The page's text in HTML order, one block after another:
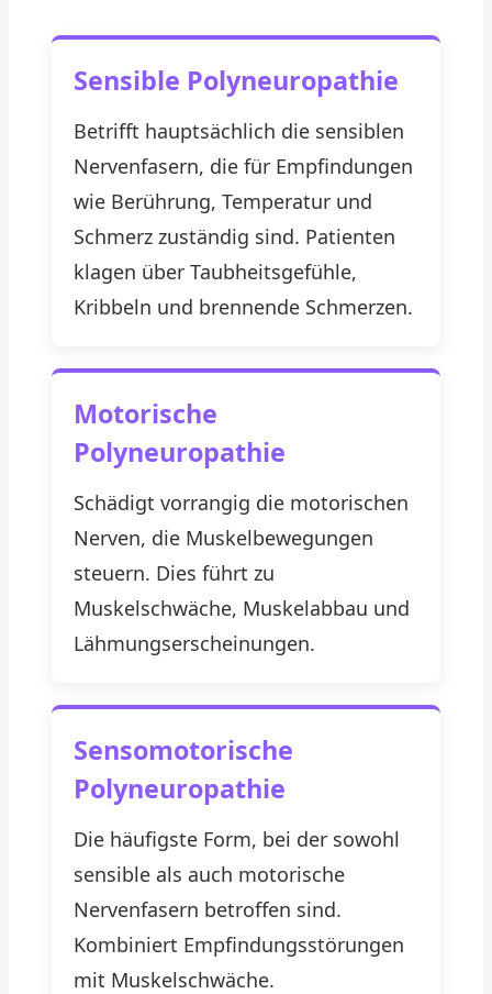
Sensible Polyneuropathie
Betrifft hauptsächlich die sensiblen
Nervenfasern, die für Empfindungen
wie Berührung, Temperatur und
Schmerz zuständig sind. Patienten
klagen über Taubheitsgefühle,
Kribbeln und brennende Schmerzen.
Motorische
Polyneuropathie
Schädigt vorrangig die motorischen
Nerven, die Muskelbewegungen
steuern. Dies führt zu
Muskelschwäche, Muskelabbau und
Lähmungserscheinungen.
Sensomotorische
Polyneuropathie
Die häufigste Form, bei der sowohl
sensible als auch motorische
Nervenfasern betroffen sind.
Kombiniert Empfindungsstörungen
mit Muskelschwäche.